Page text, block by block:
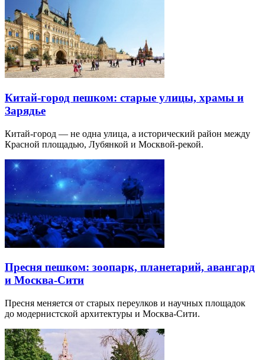
Китай-город пешком: старые улицы, храмы и
Зарядье
Китай-город — не одна улица, а исторический район между
Красной площадью, Лубянкой и Москвой-рекой.
Пресня пешком: зоопарк, планетарий, авангард
и Москва-Сити
Пресня меняется от старых переулков и научных площадок
до модернистской архитектуры и Москва-Сити.